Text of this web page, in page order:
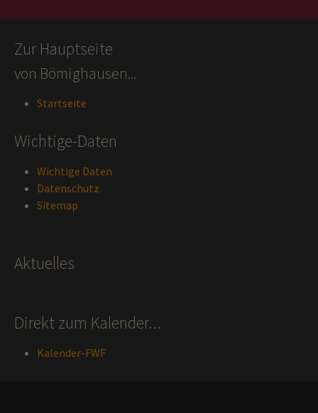
Zur Hauptseite
von Bömighausen...
Startseite
Wichtige-Daten
Wichtige Daten
Datenschutz
Sitemap
Aktuelles
Direkt zum Kalender...
Kalender-FWF